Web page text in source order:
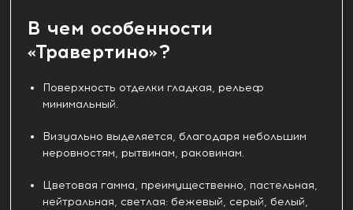
В чем особенности
«Травертино»?
Поверхность отделки гладкая, рельеф
минимальный.
Визуально выделяется, благодаря небольшим
неровностям, рытвинам, раковинам.
Цветовая гамма, преимущественно, пастельная,
нейтральная, светлая: бежевый, серый, белый,